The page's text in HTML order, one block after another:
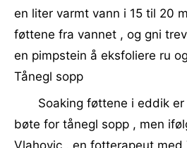
en liter varmt vann i 15 til 20
føttene fra vannet , og gni
en pimpstein å eksfoliere ru
Tånegl sopp
Soaking føttene i eddik
bøte for tånegl sopp , men
Vlahovic , en fotterapeut med